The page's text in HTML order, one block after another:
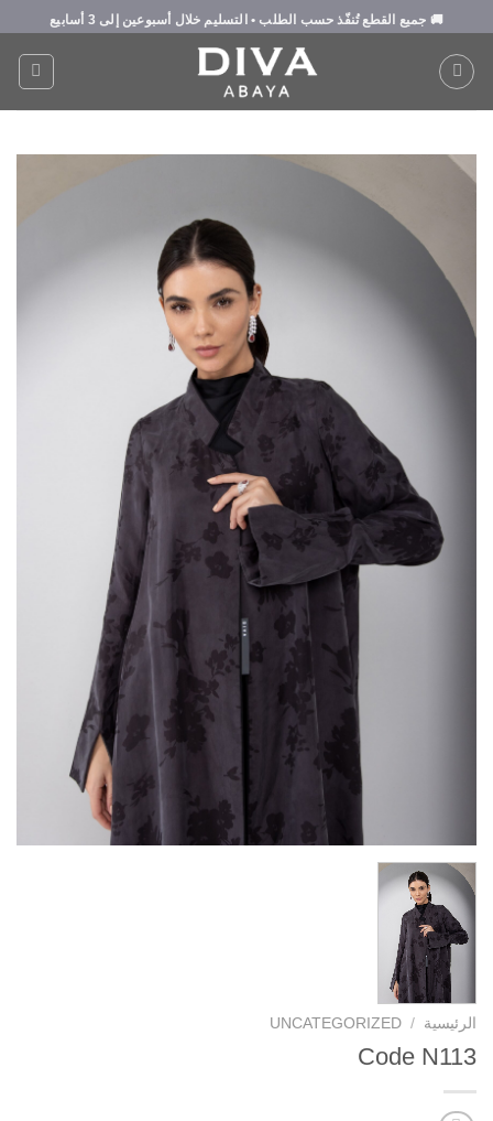
content
🚚 جميع القطع تُنفّذ حسب الطلب • التسليم خلال أسبوعين إلى 3 أسابيع
الرئيسية /
UNCATEGORIZED
Code N113